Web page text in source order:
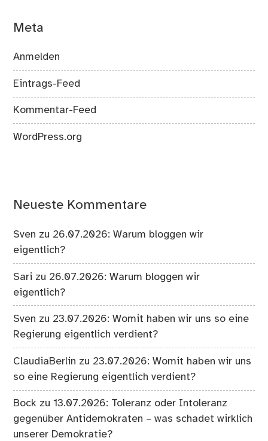
Meta
Anmelden
Eintrags-Feed
Kommentar-Feed
WordPress.org
Neueste Kommentare
Sven zu 26.07.2026: Warum bloggen wir
eigentlich?
Sari zu 26.07.2026: Warum bloggen wir
eigentlich?
Sven zu 23.07.2026: Womit haben wir uns so eine
Regierung eigentlich verdient?
ClaudiaBerlin zu 23.07.2026: Womit haben wir uns
so eine Regierung eigentlich verdient?
Bock zu13.07.2026: Toleranz oder Intoleranz
gegenüber Antidemokraten – was schadet wirklich
unserer Demokratie?